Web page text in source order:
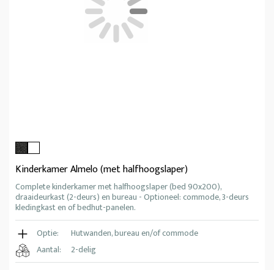
Kinderkamer Almelo (met halfhoogslaper)
Complete kinderkamer met halfhoogslaper (bed 90x200),
draaideurkast (2-deurs) en bureau - Optioneel: commode, 3-deurs
kledingkast en of bedhut-panelen.
Optie:
Hutwanden, bureau en/of commode
Aantal:
2-delig